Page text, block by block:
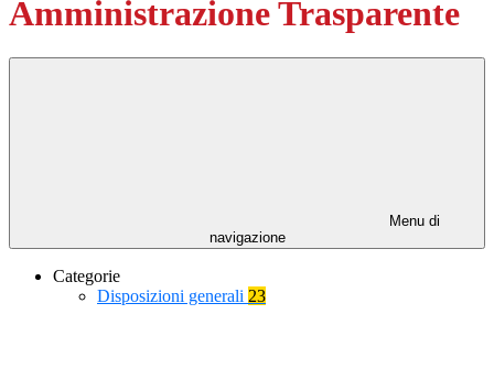
Amministrazione Trasparente
Menu di
navigazione
Categorie
Disposizioni generali 23